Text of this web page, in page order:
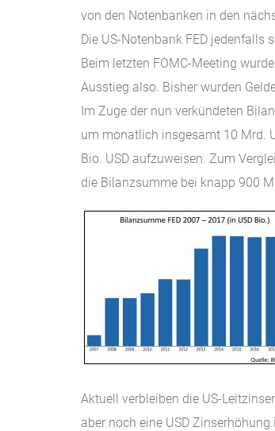
von den Notenbanken in den
Die US-Notenbank FED jedenfalls
Beim letzten FOMC-Meeting
Ausstieg also. Bisher wurden
Im Zuge der nun verkündeten
um monatlich insgesamt 10 Mrd.
Bio. USD aufzuweisen. Zum
die Bilanzsumme bei knapp 900
Aktuell verbleiben die US-
aber noch eine USD